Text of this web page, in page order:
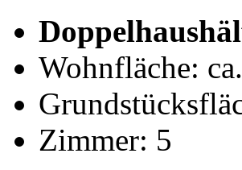
Wohnfläche:
Zimmer: 5